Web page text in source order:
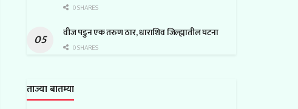
0 SHARES
वीज पडुन एक तरुण ठार, धाराशिव जिल्ह्यातील घटना
0 SHARES
ताज्या बातम्या